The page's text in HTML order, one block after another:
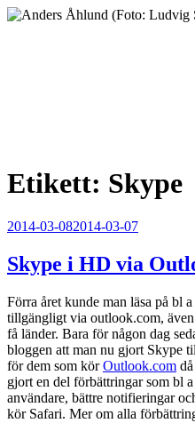
Hoppa
Etikett: Skype
Publicerat
2014-03-082014-03-07
Skype i HD via
Förra året kunde man läsa på bl a
tillgängligt via outlook.com,
få länder. Bara för någon dag
bloggen att man nu gjort Skype
för dem som körOutlook.com
gjort en del förbättringar som bl
användare, bättre notifieringar
kör Safari. Mer om alla